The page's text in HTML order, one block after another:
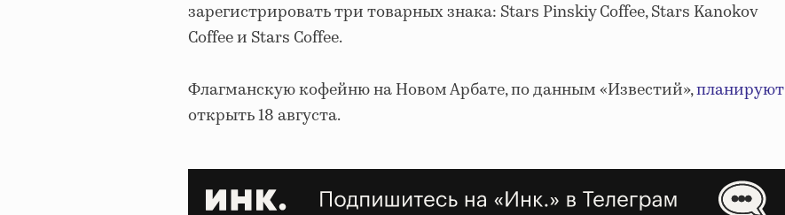
зарегистрировать три товарных знака: Stars Pinskiy Coffee, Stars Kanokov
Coffee и Stars Coffee.
Флагманскую кофейню на Новом Арбате, по данным «Известий»,планируют
открыть 18 августа.